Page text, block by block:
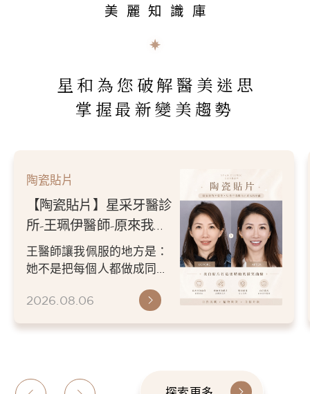
美麗知識庫
星和為您破解醫美迷思
掌握最新變美趨勢
陶瓷貼片
【陶瓷貼片】星采牙醫診
所-王珮伊醫師-原來我的
不愛笑，只是不喜歡自己
原本的牙齒
王醫師讓我佩服的地方是：
她不是把每個人都做成同一
更適合自己的樣子。 現...
2026.08.06